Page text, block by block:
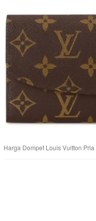
Harga Dompet Louis Vuitton